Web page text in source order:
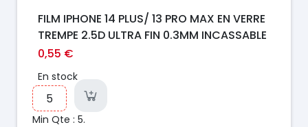
FILM IPHONE 14 PLUS/ 13 PRO MAX EN VERRE
TREMPE 2.5D ULTRA FIN 0.3MM INCASSABLE
0,55 €
En stock
Min Qte : 5.